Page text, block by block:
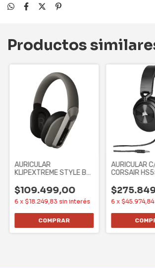
Productos
AURICULAR
KLIPEXTREME STYLE BT
750GR)
$109.499,00
6 x $18.249,83 sin interés
AURICULAR
CORSAIR
6 x $45.974,84